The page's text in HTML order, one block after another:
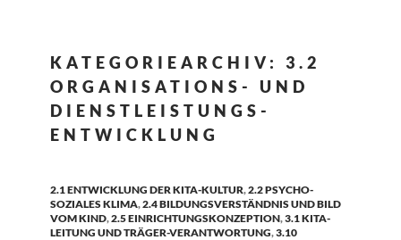
KATEGORIEARCHIV: 3.2
ORGANISATIONS- UND
DIENSTLEISTUNGS-
ENTWICKLUNG
2.1 ENTWICKLUNG DER KITA-KULTUR,2.2 PSYCHO-
SOZIALES KLIMA,2.4 BILDUNGSVERSTÄNDNIS UND BILD
VOM KIND,2.5 EINRICHTUNGSKONZEPTION,3.1 KITA-
LEITUNG UND TRÄGER-VERANTWORTUNG,3.10